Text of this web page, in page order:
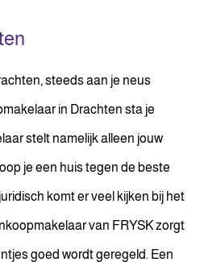
steeds aan je neus
in Drachten sta je
stelt namelijk alleen jouw
je een huis tegen de beste
komt er veel kijken bij het
van FRYSK zorgt
goed wordt geregeld. Een